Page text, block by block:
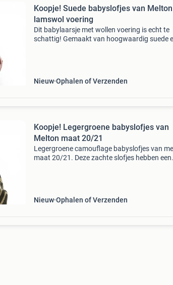
Koopje! Suede babyslofjes van
lamswol voering
Dit babylaarsje met wollen voering is echt te
schattig! Gemaakt van hoogwaardig suede
Nieuw Ophalen of Verzenden
Koopje! Legergroene babyslofjes van
Melton maat 20/21
Legergroene camouflage babyslofjes van
maat 20/21. Deze zachte slofjes hebben een
Nieuw Ophalen of Verzenden